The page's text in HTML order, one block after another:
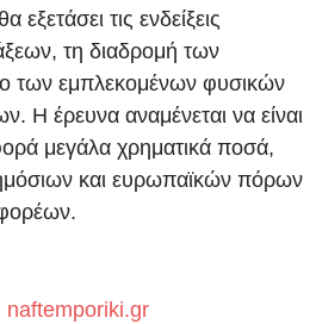
εξετάσει τις ενδείξεις
τη διαδρομή των
των εμπλεκομένων φυσικών
Η έρευνα αναμένεται να είναι
μεγάλα χρηματικά ποσά,
και ευρωπαϊκών πόρων
naftemporiki.gr